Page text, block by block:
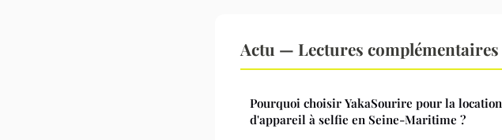
Actu — Lectures complémentaires
Pourquoi choisir YakaSourire pour la location
d'appareil à selfie en Seine-Maritime ?